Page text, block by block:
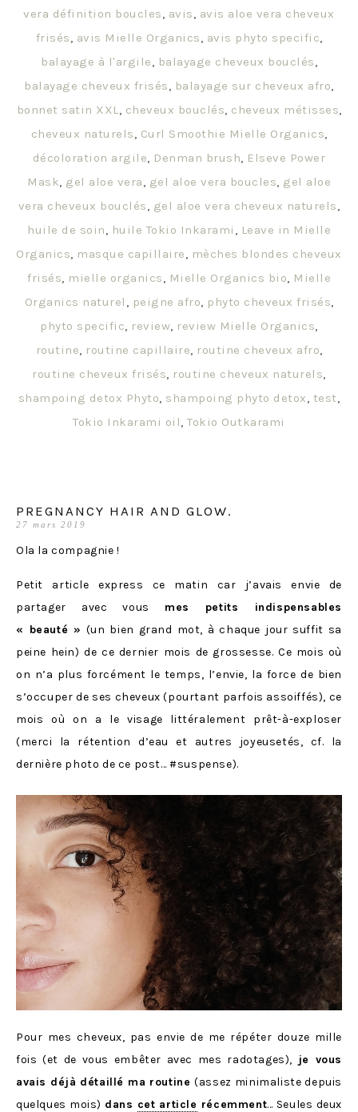
vera définition boucles, avis, avis aloe vera cheveux
frisés, avis Mielle Organics, avis phyto specific,
balayage à l'argile, balayage cheveux bouclés,
balayage cheveux frisés, balayage sur cheveux afro,
bonnet satin XXL, cheveux bouclés, cheveux métisses,
cheveux naturels, Curl Smoothie Mielle Organics,
décoloration argile, Denman brush, Elseve Power
Mask, gel aloe vera, gel aloe vera boucles, gel aloe
vera cheveux bouclés, gel aloe vera cheveux naturels,
huile de soin, huile Tokio Inkarami , Leave in Mielle
Organics, masque capillaire, mèches blondes cheveux
frisés, mielle organics, Mielle Organics bio, Mielle
Organics naturel , peigne afro, phyto cheveux frisés,
phyto specific, review, review Mielle Organics,
routine, routine capillaire, routine cheveux afro,
routine cheveux frisés, routine cheveux naturels,
shampoing detox Phyto, shampoing phyto detox, test,
Tokio Inkarami oil,Tokio Outkarami
PREGNANCY HAIR AND GLOW.
27 mars 2019
Ola la compagnie !
Petit article express ce matin car j’avais envie de
partager avec vous mes petits indispensables
« beauté » (un bien grand mot, à chaque jour suffit sa
peine hein) de ce dernier mois de grossesse. Ce mois où
on n’a plus forcément le temps, l’envie, la force de bien
s’occuper de ses cheveux (pourtant parfois assoiffés), ce
mois où on a le visage littéralement prêt-à-exploser
(merci la rétention d’eau et autres joyeusetés, cf. la
dernière photo de ce post… #suspense).
Pour mes cheveux, pas envie de me répéter douze mille
fois (et de vous embêter avec mes radotages), je vous
avais déjà détaillé ma routine(assez minimaliste depuis
quelques mois) dans cet article récemment… Seules deux